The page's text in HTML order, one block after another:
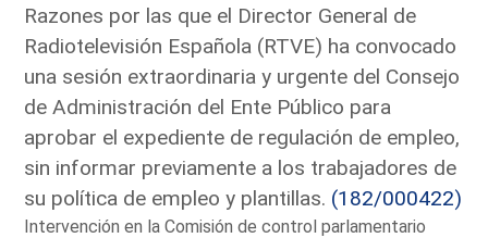
Razones por las que el Director General de
Radiotelevisión Española (RTVE) ha convocado
una sesión extraordinaria y urgente del Consejo
de Administración del Ente Público para
aprobar el expediente de regulación de empleo,
sin informar previamente a los trabajadores de
su política de empleo y plantillas. (182/000422)
Intervención en la Comisión de control parlamentario